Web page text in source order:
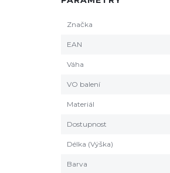
Značka
EAN
Váha
VO balení
Materiál
Dostupnost
Délka (Výška)
Barva